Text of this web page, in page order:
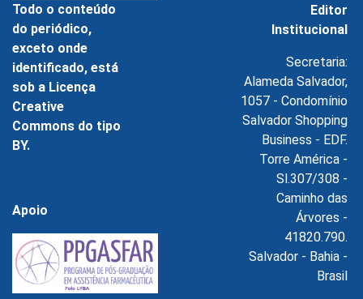
Todo o conteúdo
do periódico,
exceto onde
identificado, está
sob a Licença
Creative
Commons do tipo
BY.
Apoio
Editor
Institucional
Secretaria:
Alameda Salvador,
1057 - Condomínio
Salvador Shopping
Business - EDF.
Torre América -
Sl.307/308 -
Caminho das
Árvores -
41820.790.
Salvador - Bahia -
Brasil